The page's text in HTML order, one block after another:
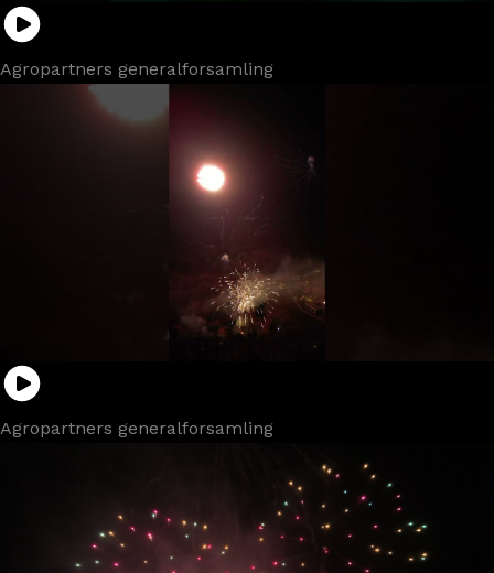
Agropartners generalforsamling
Agropartners generalforsamling